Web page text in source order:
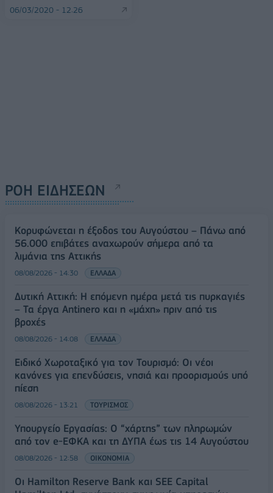
06/03/2020 - 12:26
ΡΟΗ ΕΙΔΗΣΕΩΝ
Κορυφώνεται η έξοδος του Αυγούστου – Πάνω από
56.000 επιβάτες αναχωρούν σήμερα από τα
λιμάνια της Αττικής
08/08/2026 - 14:30 ΕΛΛΑΔΑ
Δυτική Αττική: Η επόμενη ημέρα μετά τις πυρκαγιές
– Τα έργα Antinero και η «μάχη» πριν από τις
βροχές
08/08/2026 - 14:08 ΕΛΛΑΔΑ
Ειδικό Χωροταξικό για τον Τουρισμό: Οι νέοι
κανόνες για επενδύσεις, νησιά και προορισμούς υπό
πίεση
08/08/2026 - 13:21 ΤΟΥΡΙΣΜΟΣ
Υπουργείο Εργασίας: Ο “χάρτης” των πληρωμών
από τον e-ΕΦΚΑ και τη ΔΥΠΑ έως τις 14 Αυγούστου
08/08/2026 - 12:58 ΟΙΚΟΝΟΜΙΑ
Οι Hamilton Reserve Bank και SEE Capital